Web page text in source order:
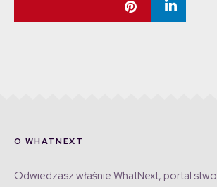
O WHATNEXT
Odwiedzasz właśnie WhatNext, portal